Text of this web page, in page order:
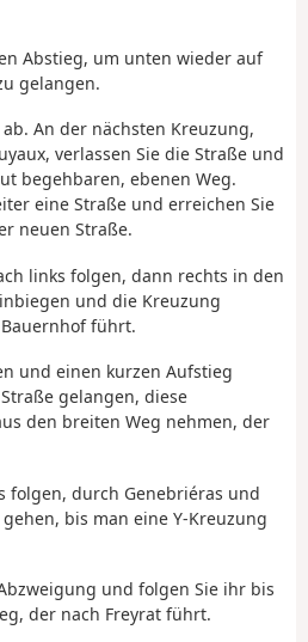
Abstieg, um unten wieder auf
gelangen.
An der nächsten Kreuzung,
verlassen Sie die Straße und
begehbaren, ebenen Weg.
eine Straße und erreichen Sie
neuen Straße.
links folgen, dann rechts in den
und die Kreuzung
führt.
und einen kurzen Aufstieg
gelangen, diese
den breiten Weg nehmen, der
folgen, durch Genebriéras und
bis man eine Y-Kreuzung
und folgen Sie ihr bis
der nach Freyrat führt.